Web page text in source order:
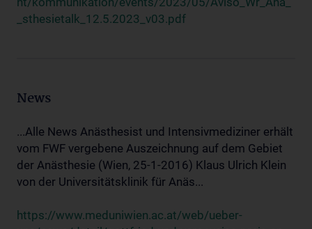
_sthesietalk_12.5.2023_v03.pdf
News
...Alle News Anästhesist und Intensivmediziner erhält
vom FWF vergebene Auszeichnung auf dem Gebiet
der Anästhesie (Wien, 25-1-2016) Klaus Ulrich Klein
von der Universitätsklinik für Anäs...
https://www.meduniwien.ac.at/web/ueber-